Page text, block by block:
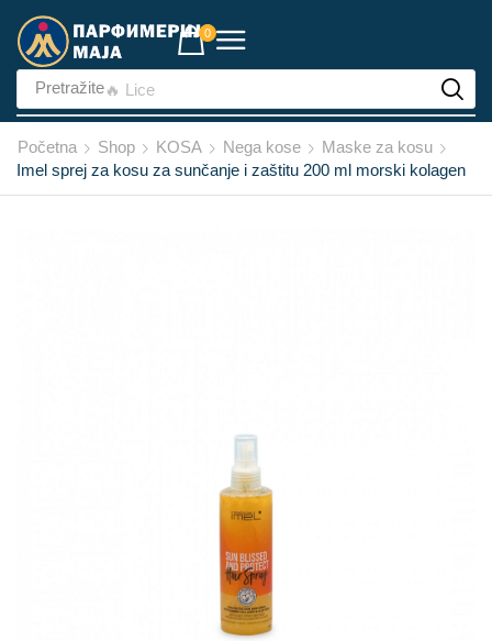
0
Pretražite🔥 Lice
Početna Shop KOSA Nega kose
Maske za kosu
Imel sprej za kosu za sunčanje i zaštitu 200 ml morski kolagen